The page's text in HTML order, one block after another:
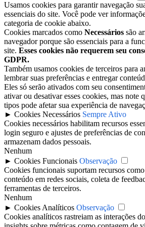
Usamos cookies para garantir navegação
essenciais do site. Você pode ver
categoria de cookie abaixo.
Cookies marcados como Necessários são
navegador porque são essenciais para a
site. Esses cookies não requerem seu
GDPR.
Também usamos cookies de terceiros para
lembrar suas preferências e entregar
Eles só serão ativados com seu
ativar ou desativar esses cookies, mas note
tipos pode afetar sua experiência de
► Cookies Necessários Sempre Ativo
Cookies necessários habilitam recursos
login seguro e ajustes de preferências de
armazenam dados pessoais.
Nenhum
► Cookies Funcionais Observação
Cookies funcionais suportam recursos
conteúdo em redes sociais, coleta de
ferramentas de terceiros.
Nenhum
► Cookies Analíticos Observação
Cookies analíticos rastreiam as interações